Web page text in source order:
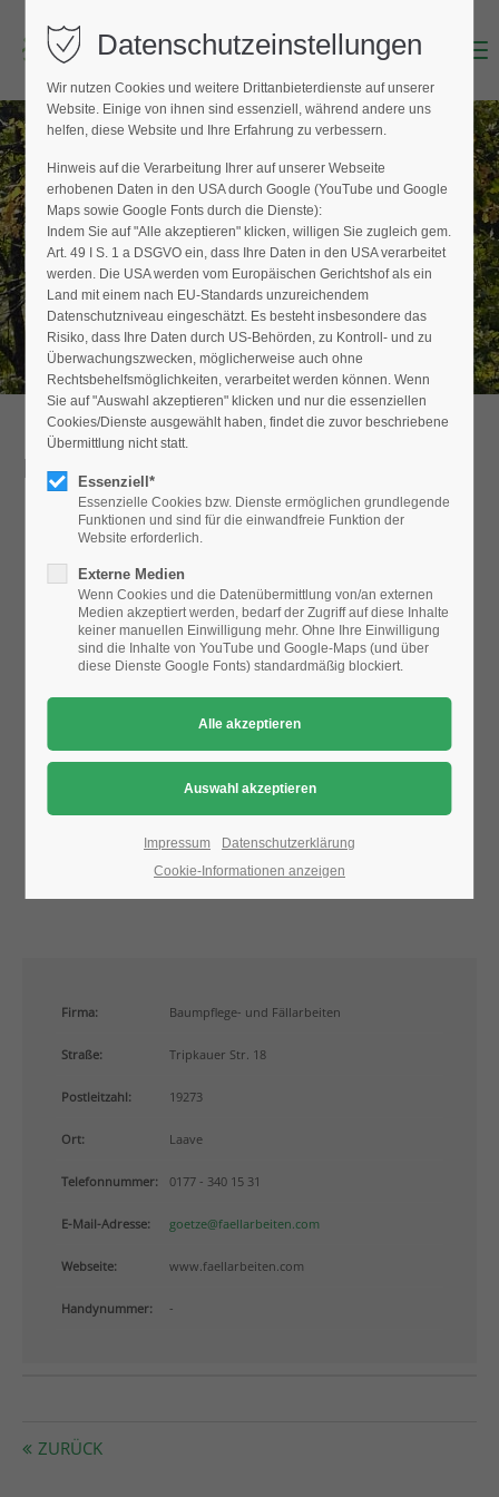
Login
Benutzername (E-Mailadresse)
Passwort
Anmelden
Register|Lost your password?
Support
24h/ 365days
We offer support for our customers
Mon - Fri 8:00am - 5:00pm(GMT +1)
Get in touch
376-293 City Road, Suite 600
San Francisco, CA 94102
info@yourdomain.com
About us
Lorem ipsum dolor sit amet, consectetuer adipiscing
elit.
Aenean commodo ligula eget dolor. Aenean massa.
parturient montes, nascetur ridiculus mus. Donec
Menu
BAUMPFLEGER FINDEN
Hier finden Sie den Fachbetrieb in Ihrer
Nähe
Detailansicht
nicht angezeigt.
Bitte ändern Sie dieDatenschutz-Einstellungen, indem Sie
auch "externe Medien" zulassen.
Firma: Baumpflege- und Fällarbeiten
Straße: Tripkauer Str. 18
Postleitzahl: 19273
Ort: Laave
Telefonnummer: 0177 - 340 15 31
E-Mail-Adresse: goetze@faellarbeiten.com
Webseite: www.faellarbeiten.com
Handynummer: -
ZURÜCK
Datenschutzeinstellungen
Wir nutzen Cookies und weitere Drittanbieterdienste auf unserer
Website. Einige von ihnen sind essenziell, während andere uns
helfen, diese Website und Ihre Erfahrung zu verbessern.
Hinweis auf die Verarbeitung Ihrer auf unserer Webseite
erhobenen Daten in den USA durch Google (YouTube und Google
Maps sowie Google Fonts durch die Dienste):
Indem Sie auf "Alle akzeptieren" klicken, willigen Sie zugleich gem.
Art. 49 I S. 1 a DSGVO ein, dass Ihre Daten in den USA verarbeitet
werden. Die USA werden vom Europäischen Gerichtshof als ein
Land mit einem nach EU-Standards unzureichendem
Datenschutzniveau eingeschätzt. Es besteht insbesondere das
Risiko, dass Ihre Daten durch US-Behörden, zu Kontroll- und zu
Überwachungszwecken, möglicherweise auch ohne
Rechtsbehelfsmöglichkeiten, verarbeitet werden können. Wenn
Sie auf "Auswahl akzeptieren" klicken und nur die essenziellen
Cookies/Dienste ausgewählt haben, findet die zuvor beschriebene
Übermittlung nicht statt.
Essenziell*
Essenzielle Cookies bzw. Dienste ermöglichen grundlegende
Funktionen und sind für die einwandfreie Funktion der
Website erforderlich.
Externe Medien
Wenn Cookies und die Datenübermittlung von/an externen
Medien akzeptiert werden, bedarf der Zugriff auf diese Inhalte
keiner manuellen Einwilligung mehr. Ohne Ihre Einwilligung
sind die Inhalte von YouTube und Google-Maps (und über
diese Dienste Google Fonts) standardmäßig blockiert.
Impressum
Datenschutzerklärung
Cookie-Informationen anzeigen